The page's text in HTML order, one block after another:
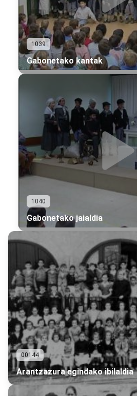
1039
Gabonetako kantak
1040
Gabonetako jaialdia
00144
Arantzazura egindako ibilaldia